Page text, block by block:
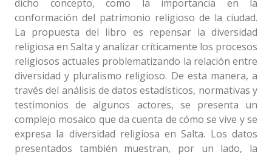
dicho concepto, como la importancia en la
conformación del patrimonio religioso de la ciudad.
La propuesta del libro es repensar la diversidad
religiosa en Salta y analizar críticamente los procesos
religiosos actuales problematizando la relación entre
diversidad y pluralismo religioso. De esta manera, a
través del análisis de datos estadísticos, normativas y
testimonios de algunos actores, se presenta un
complejo mosaico que da cuenta de cómo se vive y se
expresa la diversidad religiosa en Salta. Los datos
presentados también muestran, por un lado, la